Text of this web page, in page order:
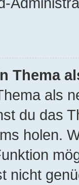
Thema
als
du das
holen.
nicht